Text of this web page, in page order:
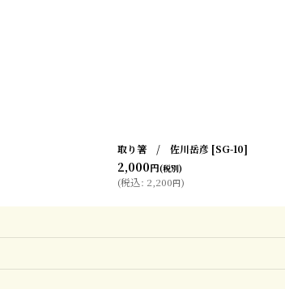
取り箸 / 佐川岳彦 [SG-10]
2,000円(税別)
(税込: 2,200円)